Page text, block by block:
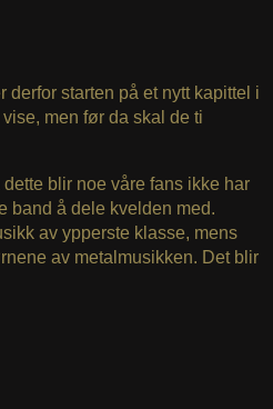
derfor starten på et nytt kapittel i
men før da skal de ti
blir noe våre fans ikke har
band å dele kvelden med.
av ypperste klasse, mens
av metalmusikken. Det blir